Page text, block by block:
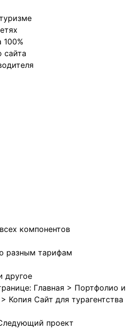
100%
компонентов
разным тарифам
другое
Главная > Портфолио и
> Копия Сайт для турагентства
проект